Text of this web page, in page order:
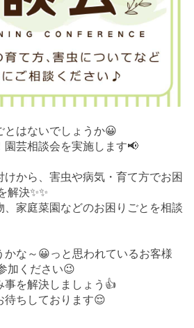
とはないでしょうか😀
園芸相談会を実施します📢
から、害虫や病気・育て方でお困
解決✨✨
、家庭菜園などのお困りごとを相談
かな～😀っと思われているお客様
加ください😉
事を解決しましょう👍
待ちしております😌